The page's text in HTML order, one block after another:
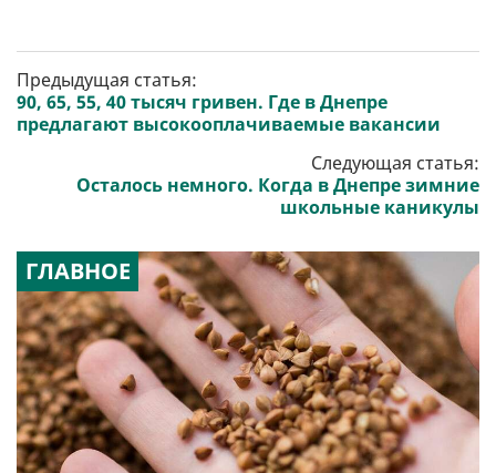
Предыдущая статья:
90, 65, 55, 40 тысяч гривен. Где в Днепре
предлагают высокооплачиваемые вакансии
Следующая статья:
Осталось немного. Когда в Днепре зимние
школьные каникулы
ГЛАВНОЕ